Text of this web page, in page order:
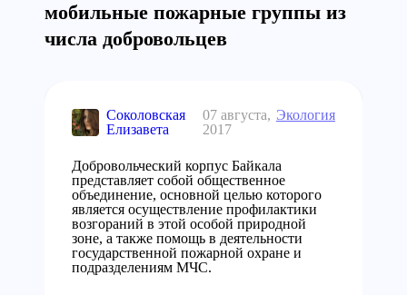
мобильные пожарные группы из
числа добровольцев
Соколовская
Елизавета
07 августа,
2017
Экология
Добровольческий корпус Байкала
представляет собой общественное
объединение, основной целью которого
является осуществление профилактики
возгораний в этой особой природной
зоне, а также помощь в деятельности
государственной пожарной охране и
подразделениям МЧС.